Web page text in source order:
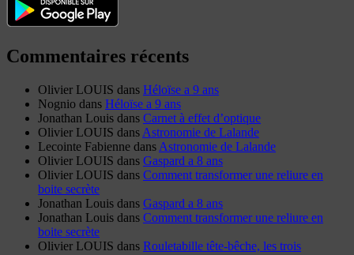
Commentaires récents
Olivier LOUIS dans Héloïse a 9 ans
Nognio dans Héloïse a 9 ans
Jonathan Louis dans Carnet à effet d’optique
Olivier LOUIS dans Astronomie de Lalande
Lecointe Fabienne dans Astronomie de Lalande
Olivier LOUIS dans Gaspard a 8 ans
Olivier LOUIS dans Comment transformer une reliure en
boite secrète
Jonathan Louis dans Gaspard a 8 ans
Jonathan Louis dans Comment transformer une reliure en
boite secrète
Olivier LOUIS dans Rouletabille tête-bêche, les trois